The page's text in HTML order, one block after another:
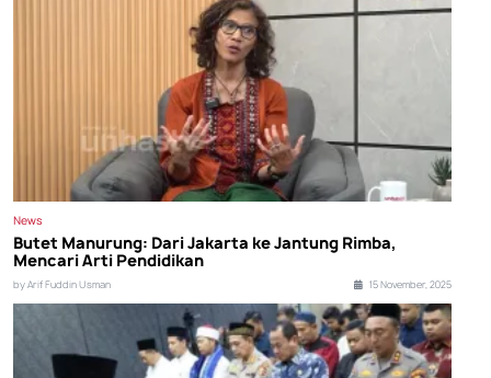
News
Butet Manurung: Dari Jakarta ke Jantung Rimba,
Mencari Arti Pendidikan
by Arif Fuddin Usman 15 November, 2025